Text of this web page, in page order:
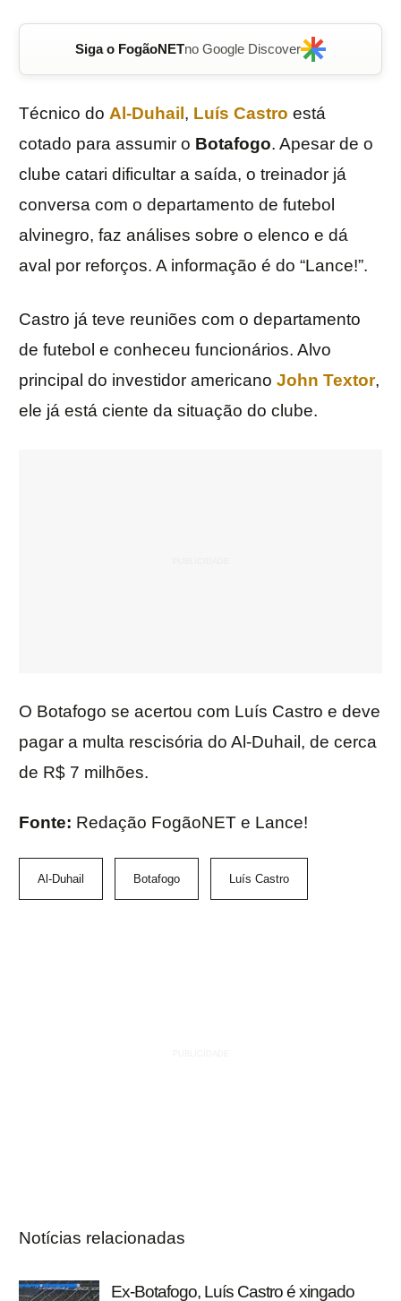
Siga o FogãoNETno Google Discover
Técnico do Al-Duhail , Luís Castro está
cotado para assumir o Botafogo. Apesar de o
clube catari dificultar a saída, o treinador já
conversa com o departamento de futebol
alvinegro, faz análises sobre o elenco e dá
aval por reforços. A informação é do “Lance!”.
Castro já teve reuniões com o departamento
de futebol e conheceu funcionários. Alvo
principal do investidor americano John Textor,
ele já está ciente da situação do clube.
O Botafogo se acertou com Luís Castro e deve
pagar a multa rescisória do Al-Duhail, de cerca
de R$ 7 milhões.
Fonte: Redação FogãoNET e Lance!
Al-Duhail Botafogo Luís Castro
Notícias relacionadas
Ex-Botafogo, Luís Castro é xingado